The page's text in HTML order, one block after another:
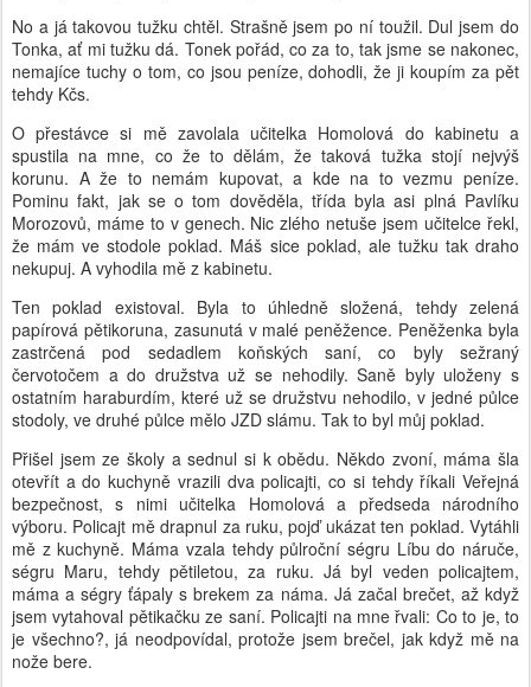
No a já takovou tužku chtěl. Strašně jsem po ní toužil. Dul jsem do
Tonka, ať mi tužku dá. Tonek pořád, co za to, tak jsme se nakonec,
nemajíce tuchy o tom, co jsou peníze, dohodli, že ji koupím za pět
tehdy Kčs.
O přestávce si mě zavolala učitelka Homolová do kabinetu a
spustila na mne, co že to dělám, že taková tužka stojí nejvýš
korunu. A že to nemám kupovat, a kde na to vezmu peníze.
Pominu fakt, jak se o tom dověděla, třída byla asi plná Pavlíku
Morozovů, máme to v genech. Nic zlého netuše jsem učitelce řekl,
že mám ve stodole poklad. Máš sice poklad, ale tužku tak draho
nekupuj. A vyhodila mě z kabinetu.
Ten poklad existoval. Byla to úhledně složená, tehdy zelená
papírová pětikoruna, zasunutá v malé peněžence. Peněženka byla
zastrčená pod sedadlem koňských saní, co byly sežraný
červotočem a do družstva už se nehodily. Saně byly uloženy s
ostatním haraburdím, které už se družstvu nehodilo, v jedné půlce
stodoly, ve druhé půlce mělo JZD slámu. Tak to byl můj poklad.
Přišel jsem ze školy a sednul si k obědu. Někdo zvoní, máma šla
otevřít a do kuchyně vrazili dva policajti, co si tehdy říkali Veřejná
bezpečnost, s nimi učitelka Homolová a předseda národního
výboru. Policajt mě drapnul za ruku, pojď ukázat ten poklad. Vytáhli
mě z kuchyně. Máma vzala tehdy půlroční ségru Líbu do náruče,
ségru Maru, tehdy pětiletou, za ruku. Já byl veden policajtem,
máma a ségry ťápaly s brekem za náma. Já začal brečet, až když
jsem vytahoval pětikačku ze saní. Policajti na mne řvali: Co to je, to
je všechno?, já neodpovídal, protože jsem brečel, jak když mě na
nože bere.